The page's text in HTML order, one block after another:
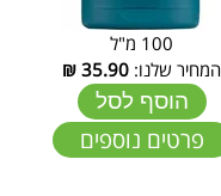
100 מ"ל
המחיר שלנו: 35.90
₪
הוסף לסל
פרטים נוספים